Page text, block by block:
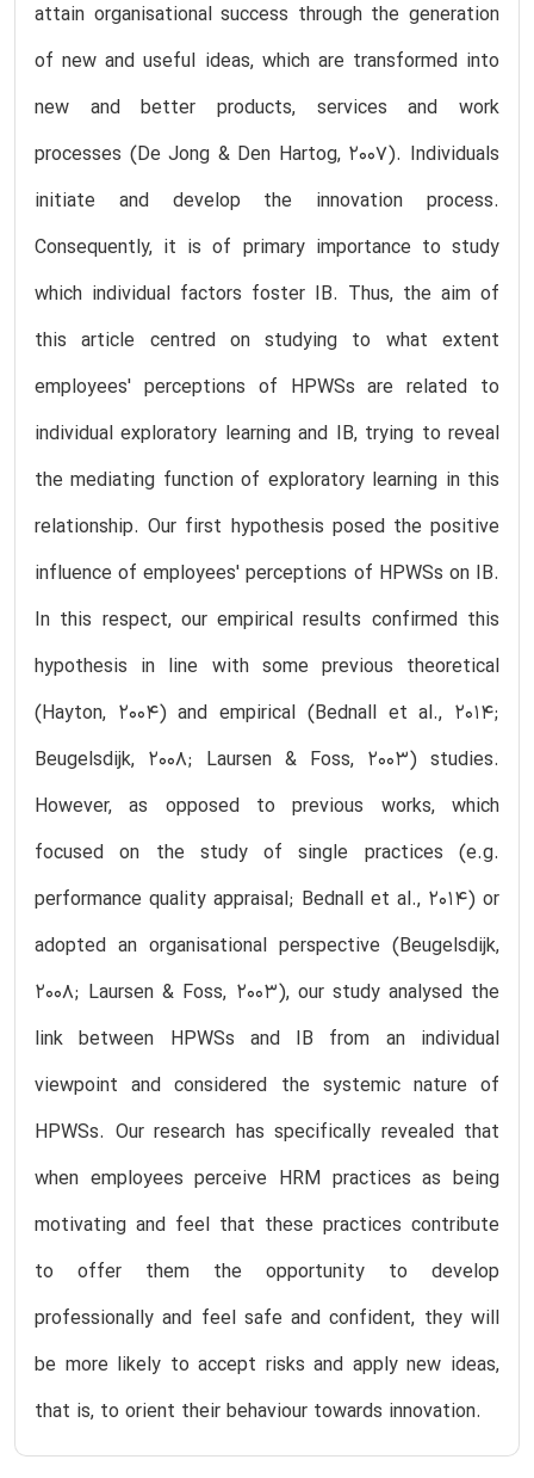
attain organisational success through the generation
of new and useful ideas, which are transformed into
new and better products, services and work
processes (De Jong & Den Hartog, 2007). Individuals
initiate and develop the innovation process.
Consequently, it is of primary importance to study
which individual factors foster IB. Thus, the aim of
this article centred on studying to what extent
employees' perceptions of HPWSs are related to
individual exploratory learning and IB, trying to reveal
the mediating function of exploratory learning in this
relationship. Our first hypothesis posed the positive
influence of employees' perceptions of HPWSs on IB.
In this respect, our empirical results confirmed this
hypothesis in line with some previous theoretical
(Hayton, 2004) and empirical (Bednall et al., 2014;
Beugelsdijk, 2008; Laursen & Foss, 2003) studies.
However, as opposed to previous works, which
focused on the study of single practices (e.g.
performance quality appraisal; Bednall et al., 2014) or
adopted an organisational perspective (Beugelsdijk,
2008; Laursen & Foss, 2003), our study analysed the
link between HPWSs and IB from an individual
viewpoint and considered the systemic nature of
HPWSs. Our research has specifically revealed that
when employees perceive HRM practices as being
motivating and feel that these practices contribute
to offer them the opportunity to develop
professionally and feel safe and confident, they will
be more likely to accept risks and apply new ideas,
that is, to orient their behaviour towards innovation.